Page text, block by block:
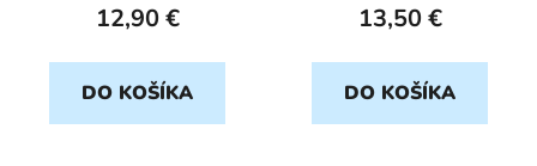
12,90 €
DO KOŠÍKA
13,50 €
DO KOŠÍKA